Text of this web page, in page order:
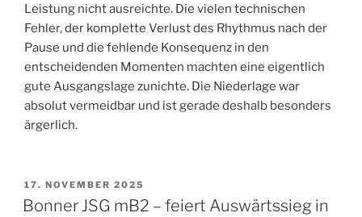
Leistung nicht ausreichte. Die vielen technischen
Fehler, der komplette Verlust des Rhythmus nach der
Pause und die fehlende Konsequenz in den
entscheidenden Momenten machten eine eigentlich
gute Ausgangslage zunichte. Die Niederlage war
absolut vermeidbar und ist gerade deshalb besonders
ärgerlich.
VERÖFFENTLICHT
AM
17. NOVEMBER 2025
Bonner JSG mB2 – feiert Auswärtssieg in